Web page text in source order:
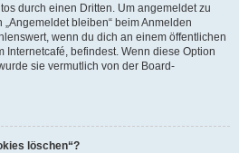
durch einen Dritten. Um angemeldet zu
bleiben“ beim Anmelden
wenn du dich an einem öffentlichen
Internetcafé, befindest. Wenn diese Option
sie vermutlich von der Board-
löschen“?